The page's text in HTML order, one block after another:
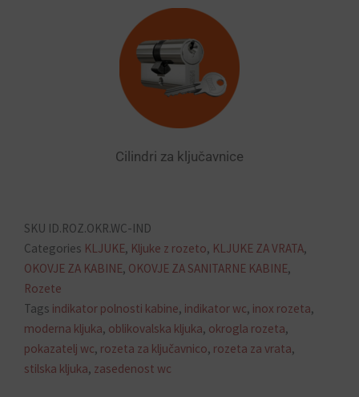
Cilindri za ključavnice
SKU ID.ROZ.OKR.WC-IND
Categories KLJUKE, Kljuke z rozeto, KLJUKE ZA VRATA,
OKOVJE ZA KABINE, OKOVJE ZA SANITARNE KABINE,
Rozete
Tags indikator polnosti kabine, indikator wc, inox rozeta,
moderna kljuka, oblikovalska kljuka, okrogla rozeta,
pokazatelj wc, rozeta za ključavnico, rozeta za vrata,
stilska kljuka, zasedenost wc